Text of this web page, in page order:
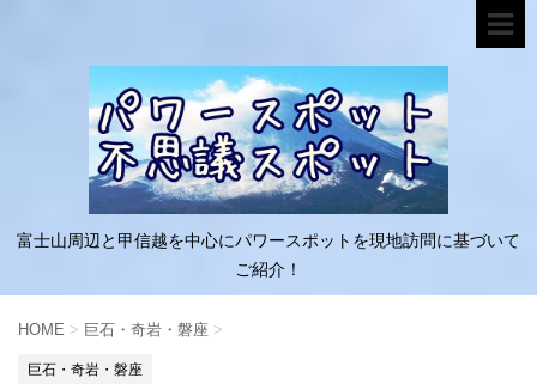
富士山周辺と甲信越を中心にパワースポットを現地訪問に基づいて
ご紹介！
HOME > 巨石・奇岩・磐座 >
巨石・奇岩・磐座